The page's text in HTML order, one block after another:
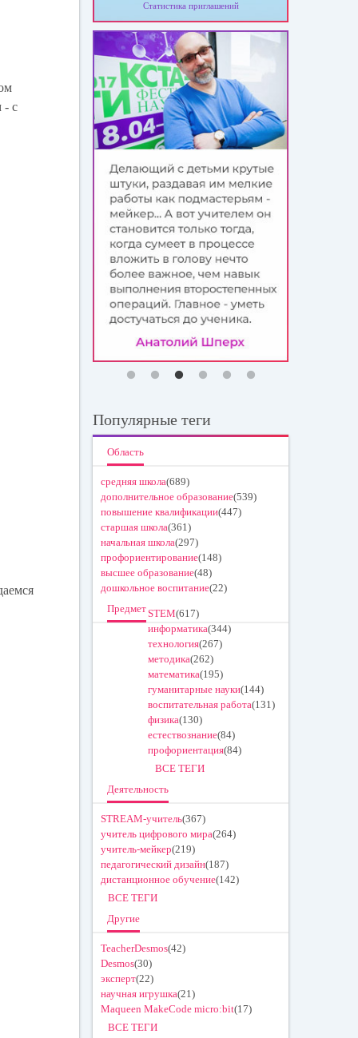
- с
Статистика приглашений
Популярные теги
Область
средняя школа(689)
дополнительное образование(539)
повышение квалификации(447)
старшая школа(361)
начальная школа(297)
профориентирование(148)
высшее образование(48)
дошкольное воспитание(22)
ПредметSTEM(617)
информатика(344)
технология(267)
методика(262)
математика(195)
гуманитарные науки(144)
воспитательная работа(131)
физика(130)
естествознание(84)
профориентация(84)
ВСЕ ТЕГИ
Деятельность
STREAM-учитель(367)
учитель цифрового мира(264)
учитель-мейкер(219)
педагогический дизайн(187)
дистанционное обучение(142)
ВСЕ ТЕГИ
Другие
TeacherDesmos(42)
Desmos(30)
эксперт(22)
научная игрушка(21)
Maqueen MakeCode micro:bit(17)
ВСЕ ТЕГИ